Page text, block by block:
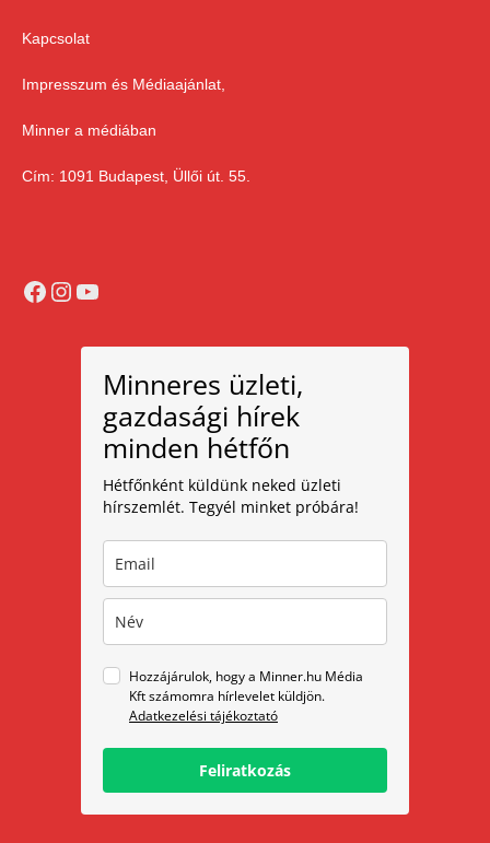
Kapcsolat
Impresszum és Médiaajánlat,
Minner a médiában
Cím: 1091 Budapest, Üllői út. 55.
Facebook
Instagram
YouTube
Minneres üzleti,
gazdasági hírek
minden hétfőn
Hétfőnként küldünk neked üzleti
hírszemlét. Tegyél minket próbára!
Hozzájárulok, hogy a Minner.hu Média
Kft számomra hírlevelet küldjön.
Adatkezelési tájékoztató
Feliratkozás